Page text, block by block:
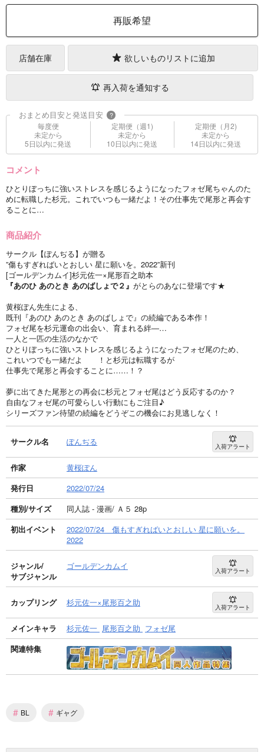
再販希望
店舗在庫 欲しいものリストに追加
再入荷を通知する
おまとめ目安と発送目安 ?
毎度便
未定から
5日以内に発送
定期便（週1)
未定から
10日以内に発送
定期便（月2)
未定から
14日以内に発送
コメント
ひとりぼっちに強いストレスを感じるようになったフォゼ尾ちゃんのた
めに転職した杉元。これでいつも一緒だよ！その仕事先で尾形と再会す
ることに…
商品紹介
サークル【ぽんぢる】が贈る
”傷もすぎればいとおしい 星に願いを。2022”新刊
[ゴールデンカムイ]杉元佐一×尾形百之助本
『あのひ あのとき あのばしょで２』 がとらのあなに登場です★
黄桜ぽん先生による、
既刊『あのひ あのとき あのばしょで』の続編である本作！
フォゼ尾を杉元運命の出会い、育まれる絆―…
一人と一匹の生活のなかで
ひとりぼっちに強いストレスを感じるようになったフォゼ尾のため、
これいつでも一緒だよ ！と杉元は転職するが
仕事先で尾形と再会することに……！？
夢に出てきた尾形との再会に杉元とフォゼ尾はどう反応するのか？
自由なフォゼ尾の可愛らしい行動にもご注目♪
シリーズファン待望の続編をどうぞこの機会にお見逃しなく！
サークル名 ぽんぢる 入荷アラート
作家
黄桜ぽん
発行日
2022/07/24
種別/サイズ
同人誌 - 漫画/ Ａ５ 28p
初出イベント
2022/07/24 傷もすぎればいとおしい 星に願いを。
2022
ジャンル/
サブジャンル
ゴールデンカムイ 入荷アラート
カップリング 杉元佐一×尾形百之助 入荷アラート
メインキャラ 杉元佐一 尾形百之助 フォゼ尾
関連特集
# BL # ギャグ